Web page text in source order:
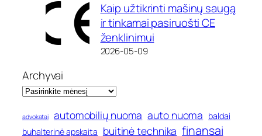
Kaip užtikrinti mašinų saugą
ir tinkamai pasiruošti CE
ženklinimui
2026-05-09
Archyvai
advokatai automobilių nuoma auto nuoma baldai
buhalterinė apskaita buitinė technika finansai